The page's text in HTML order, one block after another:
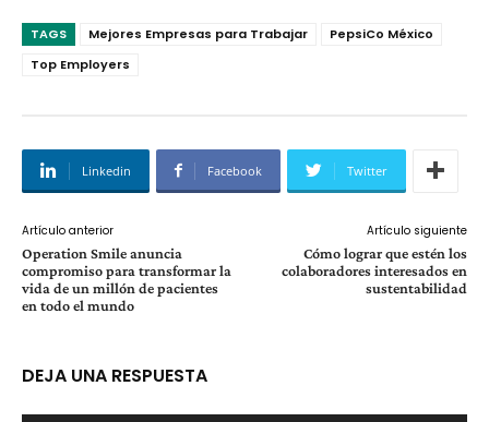
TAGS Mejores Empresas para Trabajar
PepsiCo México
Top Employers
Linkedin Facebook Twitter
Artículo anterior
Operation Smile anuncia
compromiso para transformar la
vida de un millón de pacientes
en todo el mundo
Artículo siguiente
Cómo lograr que estén los
colaboradores interesados en
sustentabilidad
DEJA UNA RESPUESTA